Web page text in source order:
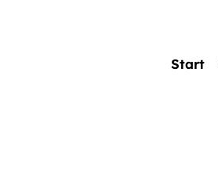
Start